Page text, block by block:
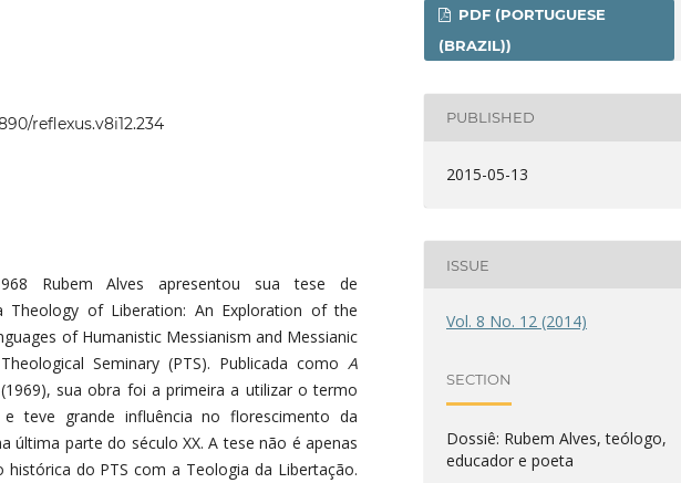
reflexus.v8i12.234
Rubem Alves apresentou sua tese de
Theology of Liberation: An Exploration of the
of Humanistic Messianism and Messianic
Seminary (PTS). Publicada como A
(1969), sua obra foi a primeira a utilizar o termo
e teve grande influência no florescimento da
última parte do século XX. A tese não é apenas
do PTS com a Teologia da Libertação.
PDF (PORTUGUESE
(BRAZIL))
PUBLISHED
2015-05-13
ISSUE
Vol. 8 No. 12 (2014)
SECTION
Dossiê: Rubem Alves, teólogo,
educador e poeta